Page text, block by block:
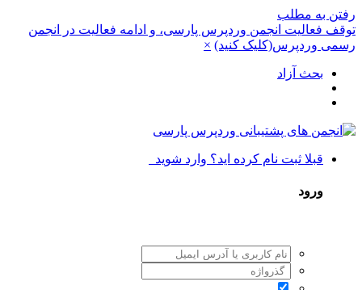
رفتن به مطلب
توقف فعالیت انجمن وردپرس پارسی، و ادامه فعالیت در انجمن
رسمی وردپرس(کلیک کنید) ×
بحث آزاد
قبلا ثبت نام کرده اید؟ وارد شوید
ورود